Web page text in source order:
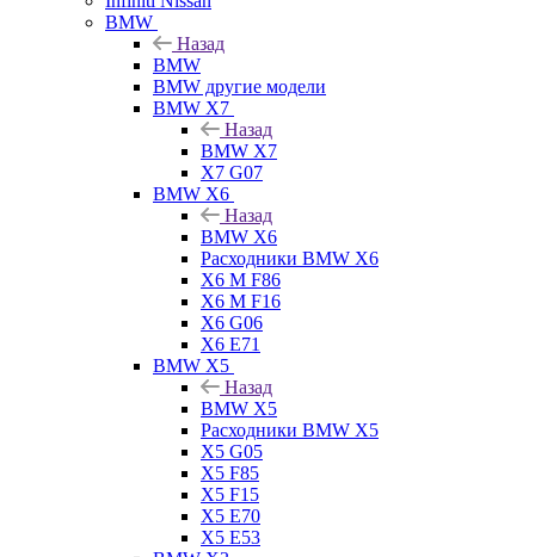
BMW
Назад
BMW
BMW другие модели
BMW X7
Назад
BMW X7
X7 G07
BMW X6
Назад
BMW X6
Расходники BMW X6
X6 M F86
X6 M F16
X6 G06
X6 E71
BMW X5
Назад
BMW X5
Расходники BMW X5
X5 G05
X5 F85
X5 F15
X5 E70
X5 E53